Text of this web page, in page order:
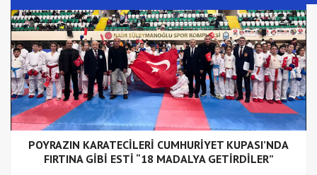
POYRAZIN KARATECİLERİ CUMHURİYET KUPASI’NDA
FIRTINA GİBİ ESTİ “18 MADALYA GETİRDİLER”